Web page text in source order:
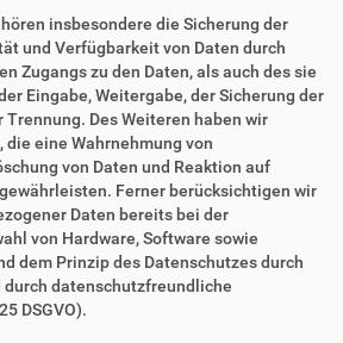
insbesondere die Sicherung der
und Verfügbarkeit von Daten durch
Zugangs zu den Daten, als auch des sie
Eingabe, Weitergabe, der Sicherung der
Des Weiteren haben wir
eine Wahrnehmung von
von Daten und Reaktion auf
Ferner berücksichtigen wir
Daten bereits bei der
von Hardware, Software sowie
dem Prinzip des Datenschutzes durch
datenschutzfreundliche
DSGVO).